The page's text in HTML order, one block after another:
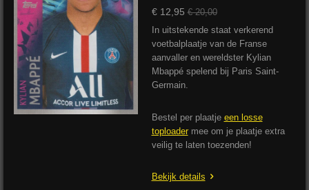
€ 12,95 € 20,00
In uitstekende staat verkerend
voetbalplaatje van de Franse
aanvaller en wereldster Kylian
Mbappé spelend bij Paris Saint-
Germain.
Bestel per plaatje een losse
toploadermee om je plaatje extra
veilig te laten toezenden!
Bekijk details